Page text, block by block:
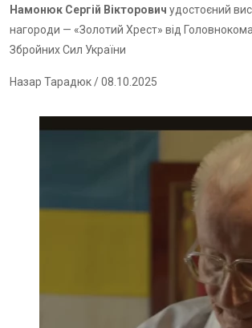
Намонюк Сергій Вікторович удостоєний
нагороди — «Золотий Хрест» від
Збройних Сил України
Назар Тарадюк/ 08.10.2025